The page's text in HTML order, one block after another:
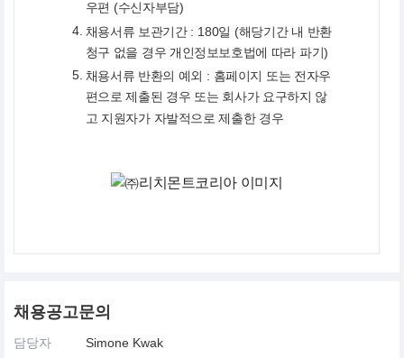
우편 (수신자부담)
4. 채용서류 보관기간 : 180일 (해당기간 내 반환
청구 없을 경우 개인정보보호법에 따라 파기)
5. 채용서류 반환의 예외 : 홈페이지 또는 전자우
편으로 제출된 경우 또는 회사가 요구하지 않
고 지원자가 자발적으로 제출한 경우
채용공고문의
담당자 Simone Kwak